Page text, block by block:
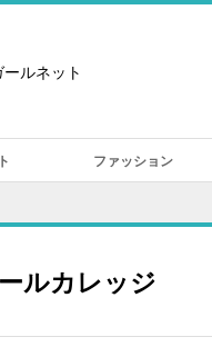
ルネット
ファッション
ルカレッジ